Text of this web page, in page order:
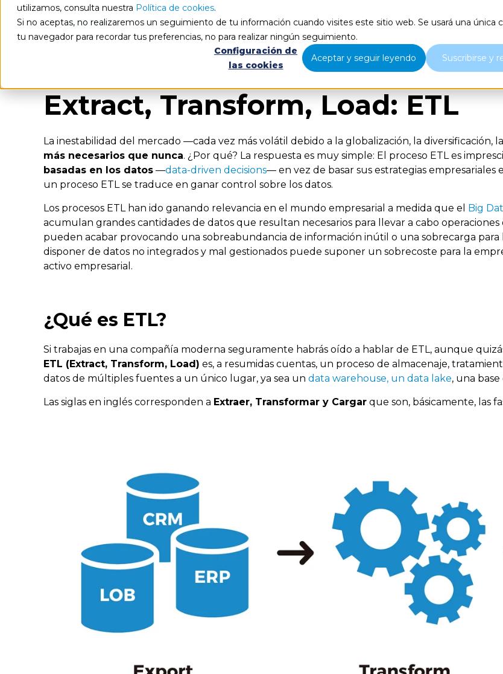
utilizamos, consulta nuestra Política de cookies.
Si no aceptas, no realizaremos un seguimiento de tu información cuando visites este sitio web. Se usará una única
tu navegador para recordar tus preferencias, no para realizar ningún seguimiento.
Configuración de
las cookies
Aceptar y seguir leyendo Suscribirse y
Qué hacemos
Extract, Transform, Load: ETL
La inestabilidad del mercado —cada vez más volátil debido a la globalización, la diversificación,
más necesarios que nunca. ¿Por qué? La respuesta es muy simple: El proceso ETL es
basadas en los datos —data-driven decisions— en vez de basar sus estrategias empresariales
un proceso ETL se traduce en ganar control sobre los datos.
Los procesos ETL han ido ganando relevancia en el mundo empresarial a medida que el Big
acumulan grandes cantidades de datos que resultan necesarios para llevar a cabo operaciones
pueden acabar provocando una sobreabundancia de información inútil o una sobrecarga para
disponer de datos no integrados y mal gestionados puede suponer un sobrecoste para la
activo empresarial.
¿Qué es ETL?
Si trabajas en una compañía moderna seguramente habrás oído a hablar de ETL, aunque
ETL (Extract, Transform, Load) es, a resumidas cuentas, un proceso de almacenaje,
datos de múltiples fuentes a un único lugar, ya sea un data warehouse, un data lake, una
Las siglas en inglés corresponden a Extraer, Transformar y Cargar que son, básicamente, las